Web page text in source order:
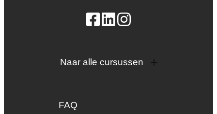
Naar alle cursussen
Zonne-energie
FAQ